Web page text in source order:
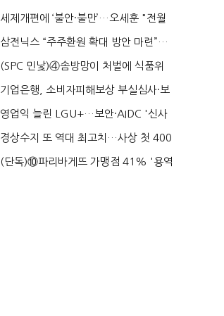
'초접전'…대통령 ...
세제개편에 ‘불안·불만’…오세훈 "전월
세 구하기 더 ...
삼전닉스 “주주환원 확대 방안 마련”…
로이터에 성명...
(SPC 민낯)④솜방망이 처벌에 식품위
생법 위반 반복...
기업은행, 소비자피해보상 부실심사·보
이스피싱 공시 ...
영업익 늘린 LGU+…보안·AIDC '신사
업 드라이브'...
경상수지 또 역대 최고치…사상 첫 400
억달러에 '3% 성...
(단독)⑩파리바게뜨 가맹점 41% '용역